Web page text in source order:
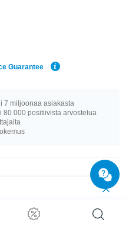
Guarantee
7 miljoonaa asiakasta
80 000 positiivista arvostelua
halkaisijoilla 11 mm–50
kirsikka, pyökki, saarni,